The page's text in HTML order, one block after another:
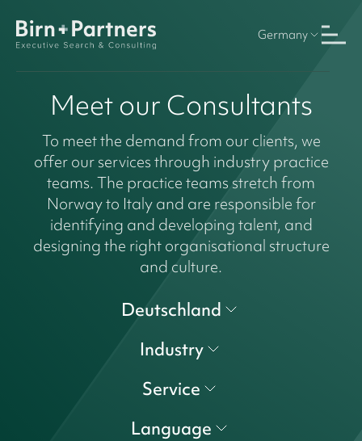
Germany
Meet our Consultants
To meet the demand from our clients, we
offer our services through industry practice
teams. The practice teams stretch from
Norway to Italy and are responsible for
identifying and developing talent, and
designing the right organisational structure
and culture.
Deutschland
Industry
Service
Language